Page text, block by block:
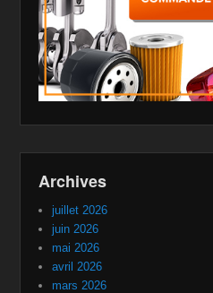
Archives
juillet 2026
juin 2026
mai 2026
avril 2026
mars 2026